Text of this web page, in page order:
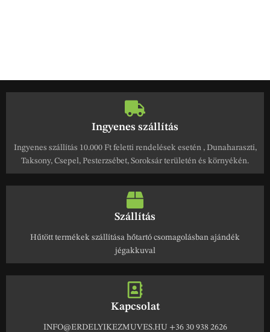
Ingyenes szállítás
Ingyenes szállítás 10.000 Ft feletti rendelések esetén , Dunaharaszti,
Taksony, Csepel, Pesterzsébet, Soroksár területén és környékén.
Szállítás
Hűtött termékek szállítása hőtartó csomagolásban ajándék
jégakkuval
Kapcsolat
INFO@ERDELYIKEZMUVES.HU +36 30 938 2626